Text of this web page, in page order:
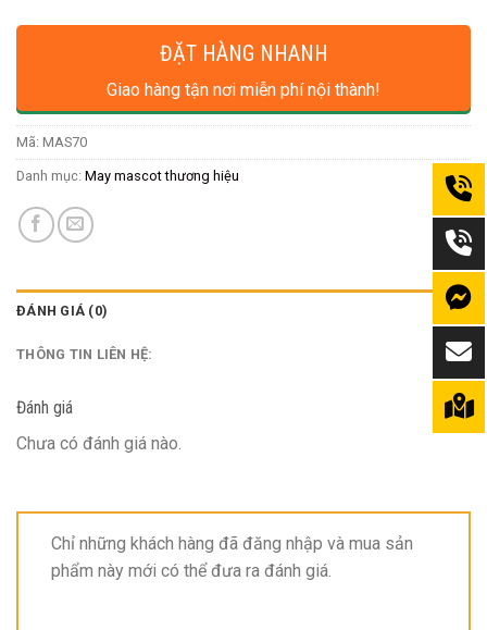
ĐẶT HÀNG NHANH
Giao hàng tận nơi miễn phí nội thành!
Mã: MAS70
Danh mục: May mascot thương hiệu
ĐÁNH GIÁ (0)
THÔNG TIN LIÊN HỆ:
Đánh giá
Chưa có đánh giá nào.
Chỉ những khách hàng đã đăng nhập và mua sản
phẩm này mới có thể đưa ra đánh giá.